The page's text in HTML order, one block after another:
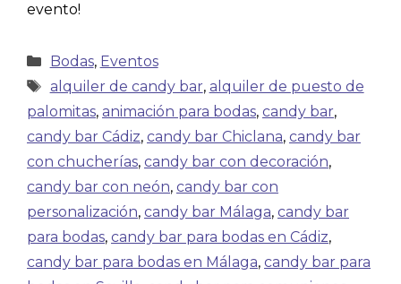
evento!
Bodas, Eventos
alquiler de candy bar, alquiler de puesto de
palomitas, animación para bodas, candy bar,
candy bar Cádiz, candy bar Chiclana, candy bar
con chucherías, candy bar con decoración,
candy bar con neón, candy bar con
personalización, candy bar Málaga, candy bar
para bodas, candy bar para bodas en Cádiz,
candy bar para bodas en Málaga, candy bar para